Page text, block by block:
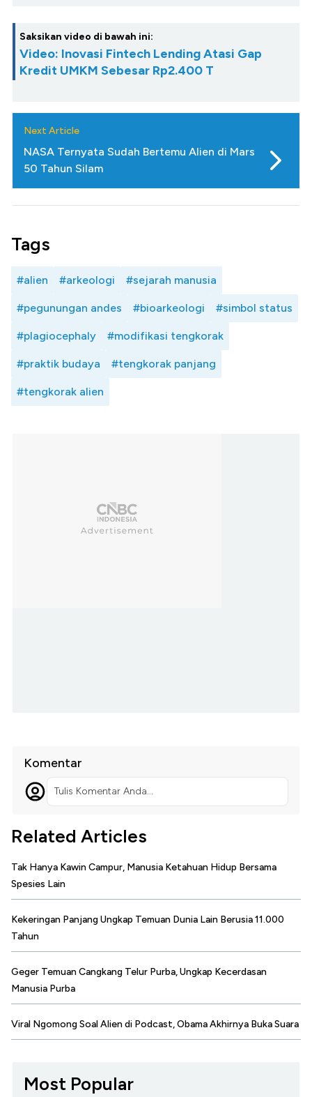
Saksikan video di bawah ini:
Video: Inovasi Fintech Lending Atasi Gap
Kredit UMKM Sebesar Rp2.400 T
Next Article
NASA Ternyata Sudah Bertemu Alien di Mars
50 Tahun Silam
Tags
#alien #arkeologi #sejarah manusia
#pegunungan andes #bioarkeologi #simbol status
#plagiocephaly #modifikasi tengkorak
#praktik budaya #tengkorak panjang
#tengkorak alien
Komentar
Tulis Komentar Anda...
Related Articles
Tak Hanya Kawin Campur, Manusia Ketahuan Hidup Bersama
Spesies Lain
Kekeringan Panjang Ungkap Temuan Dunia Lain Berusia 11.000
Tahun
Geger Temuan Cangkang Telur Purba, Ungkap Kecerdasan
Manusia Purba
Viral Ngomong Soal Alien di Podcast, Obama Akhirnya Buka Suara
Most Popular